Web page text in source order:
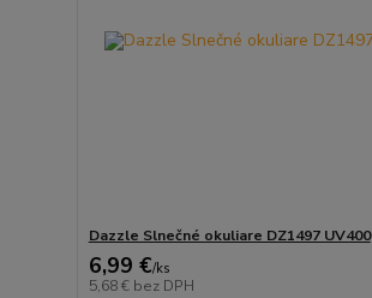
Dazzle Slnečné okuliare DZ1497 UV400
6,99 €/ks
5,68 € bez DPH